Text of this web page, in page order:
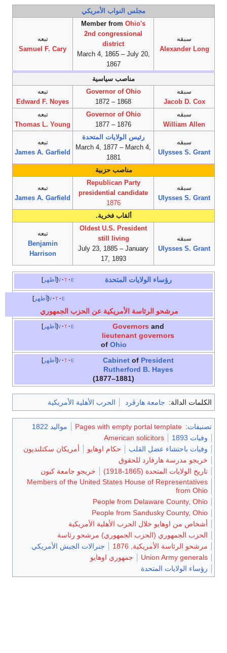
مجلس النواب الأمريكي
سبقه
Alexander Long
Member from Ohio's
2nd congressional
district
March 4, 1865 – July 20,
1867
تبعه
Samuel F. Cary
مناصب سياسية
سبقه
Jacob D. Cox
Governor of Ohio
1868 – 1872
تبعه
Edward F. Noyes
سبقه
William Allen
Governor of Ohio
1876 – 1877
تبعه
Thomas L. Young
سبقه
Ulysses S. Grant
رئيس الولايات المتحدة
March 4, 1877 – March 4,
1881
تبعه
James A. Garfield
مناصب حزبية
سبقه
Ulysses S. Grant
Republican Party
presidential candidate
1876
تبعه
James A. Garfield
ألقاب فخرية.
سبقه
Ulysses S. Grant
Oldest U.S. President
still living
July 23, 1885 – January
17, 1893
تبعه
Benjamin
Harrison
أظهر v t e رؤساء الولايات المتحدة
أظهر v t e
مرشحو الرئاسة الأمريكية عن الحزب الجمهوري
أظهر v t e Governors and
lieutenant governors
of Ohio
أظهر v t e Cabinetof President
Rutherford B. Hayes
(1877–1881)
الكلمات الدالة: جامعة هارڤرد الحرب الأهلية الأمريكية
تصنيفات:
Pages with empty portal template
مواليد 1822
وفيات 1893
American solicitors
وفيات باحتشاء عضل القلب
حكام اوهايو
أمريكان سكتلنديون
خريجو مدرسة هارفارد للحقوق
تاريخ الولايات المتحدة (1865-1918)
خريجو جامعة كيون
Members of the United States House of Representatives
from Ohio
People from Delaware County, Ohio
People from Sandusky County, Ohio
أشخاص من اوهايو خلال الحرب الأهلية الأمريكية
الحزب الجمهوري (الحزب الجمهوري) مرشحو رئاسة
مرشحو الرئاسة الأمريكية, 1876
جنرالات الجيش الأمريكي
Union Army generals
جمهوري اوهايو
رؤساء الولايات المتحدة